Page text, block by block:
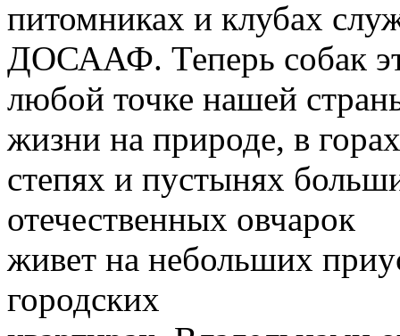
питомниках и клубах
ДОСААФ. Теперь собак
любой точке нашей
жизни на природе, в
степях и пустынях
отечественных овчарок
живет на небольших
городских